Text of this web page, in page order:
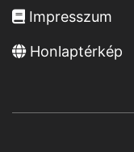
Impresszum
Honlaptérkép